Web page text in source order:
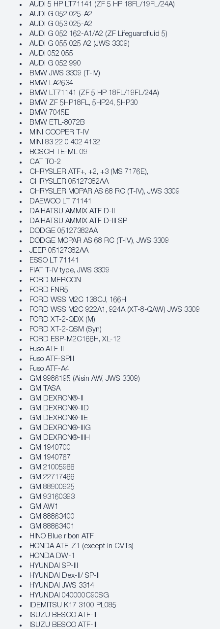
AUDI 5 HP LT71141 (ZF 5 HP 18FL/19FL/24A)
AUDI G 052 025-A2
AUDI G 053 025-A2
AUDI G 052 162-A1/A2 (ZF Lifeguardfluid 5)
AUDI G 055 025 A2 (JWS 3309)
AUDI 052 055
AUDI G 052 990
BMW JWS 3309 (T-IV)
BMW LA2634
BMW LT71141 (ZF 5 HP 18FL/19FL/24A)
BMW ZF 5HP18FL, 5HP24, 5HP30
BMW 7045E
BMW ETL-8072B
MINI COOPER T-IV
MINI 83 22 0 402 4132
BOSCH TE-ML 09
CAT TO-2
CHRYSLER ATF+, +2, +3 (MS 7176E),
CHRYSLER 05127382AA
CHRYSLER MOPAR AS 68 RC (T-IV), JWS 3309
DAEWOO LT 71141
DAIHATSU AMMIX ATF D-II
DAIHATSU AMMIX ATF D-III SP
DODGE 05127382AA
DODGE MOPAR AS 68 RC (T-IV), JWS 3309
JEEP 05127382AA
ESSO LT 71141
FIAT T-IV type, JWS 3309
FORD MERCON
FORD FNR5
FORD WSS M2C 138CJ, 166H
FORD WSS M2C 922A1, 924A (XT-8-QAW) JWS 3309
FORD XT-2-QDX (M)
FORD XT-2-QSM (Syn)
FORD ESP-M2C166H, XL-12
Fuso ATF-II
Fuso ATF-SPIII
Fuso ATF-A4
GM 9986195 (Aisin AW, JWS 3309)
GM TASA
GM DEXRON®-II
GM DEXRON®-IID
GM DEXRON®-IIE
GM DEXRON®-IIIG
GM DEXRON®-IIIH
GM 1940700
GM 1940767
GM 21005966
GM 22717466
GM 88900925
GM 93160393
GM AW1
GM 88863400
GM 88863401
HINO Blue ribon ATF
HONDA ATF-Z1 (except in CVTs)
HONDA DW-1
HYUNDAI SP-III
HYUNDAI Dex-II/ SP-II
HYUNDAI JWS 3314
HYUNDAI 040000C90SG
IDEMITSU K17 3100 PL085
ISUZU BESCO ATF-II
ISUZU BESCO ATF-III